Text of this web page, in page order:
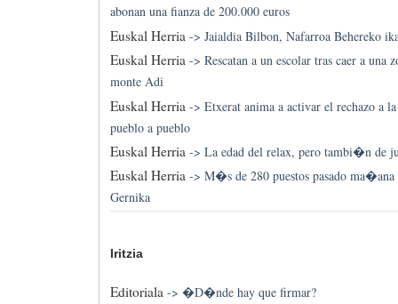
abonan una fianza de 200.000 euros
Euskal Herria-> Jaialdia Bilbon, Nafarroa Behereko
Euskal Herria-> Rescatan a un escolar tras caer a una
monte Adi
Euskal Herria -> Etxerat anima a activar el rechazo a
pueblo a pueblo
Euskal Herria-> La edad del relax, pero tambi�n de
Euskal Herria-> M�s de 280 puestos pasado
Gernika
Iritzia
Editoriala-> �D�nde hay que firmar?